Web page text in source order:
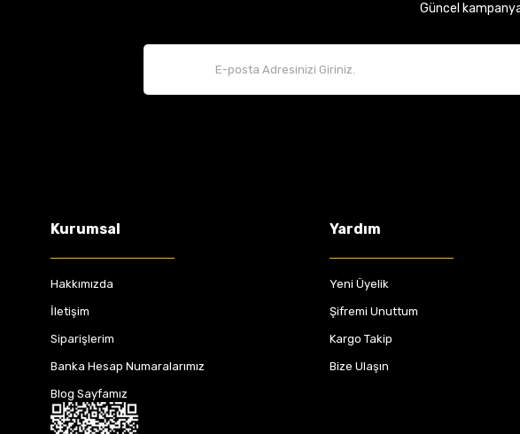
Güncel
Kurumsal
Hakkımızda
İletişim
Siparişlerim
Banka Hesap Numaralarımız
Blog Sayfamız
Yardım
Yeni Üyelik
Şifremi Unuttum
Kargo Takip
Bize Ulaşın